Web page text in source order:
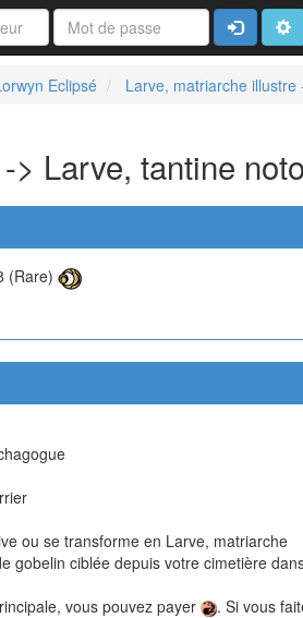
Connexion
Eclipsé Larve, matriarche
Larve, tantine
(Rare)
ou se transforme en Larve, matriarche
gobelin ciblée depuis votre cimetière
vous pouvez payer
. Si vous